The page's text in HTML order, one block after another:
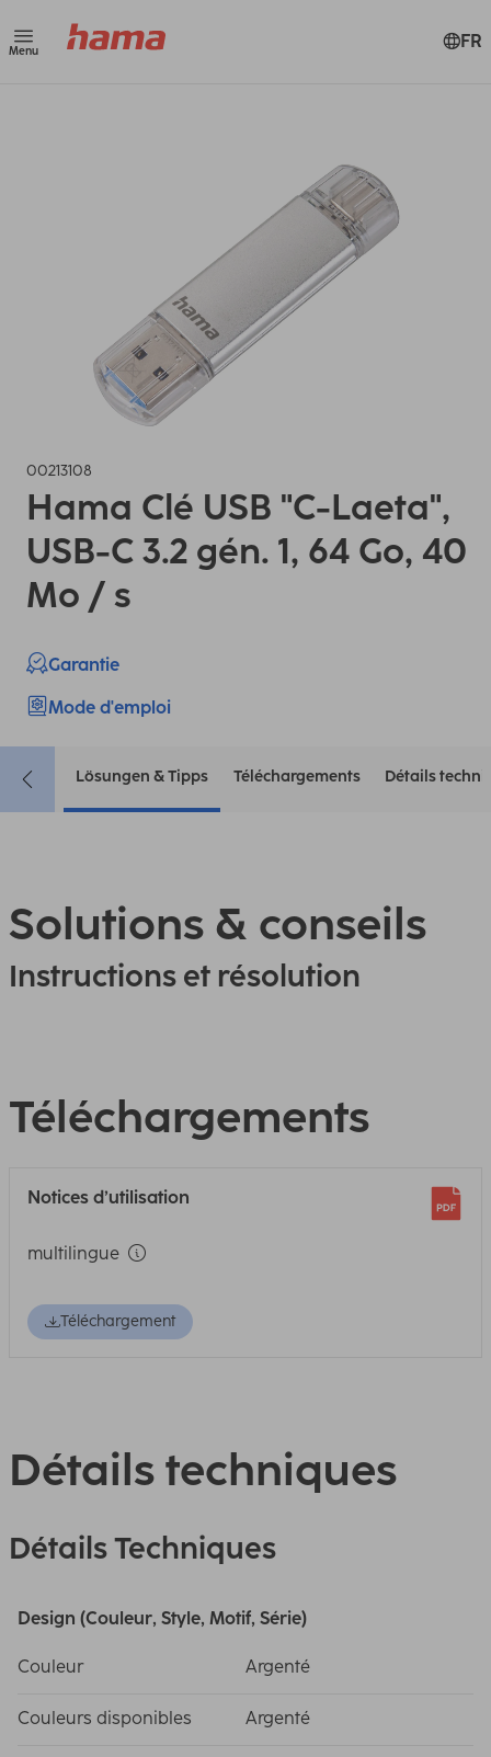
Menu FR
00213108
Hama Clé USB "C-Laeta",
USB-C 3.2 gén. 1, 64 Go, 40
Mo / s
Garantie
Mode d'emploi
Lösungen & Tipps Téléchargements Détails
Solutions & conseils
Instructions et résolution
Téléchargements
Notices d’utilisation
multilingue
Téléchargement
Détails techniques
Détails Techniques
Design (Couleur, Style, Motif, Série)
Couleur Argenté
Couleurs disponibles Argenté